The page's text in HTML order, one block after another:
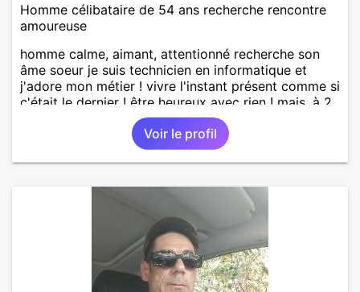
Homme célibataire de 54 ans recherche rencontre
amoureuse
homme calme, aimant, attentionné recherche son
âme soeur je suis technicien en informatique et
j'adore mon métier ! vivre l'instant présent comme si
c'était le dernier ! être heureux avec rien ! mais, à 2,
c'est mieux quand même !
Voir le profil